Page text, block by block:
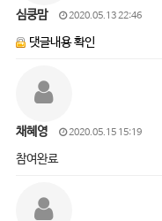
심쿵맘 2020.05.13 22:46
댓글내용 확인
채혜영 2020.05.15 15:19
참여완료